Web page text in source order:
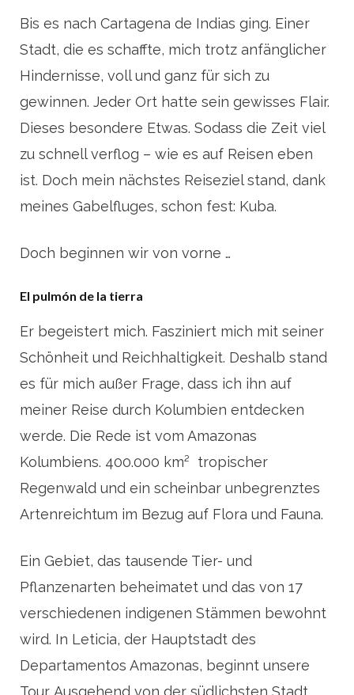
Bis es nach Cartagena de Indias ging. Einer
Stadt, die es schaffte, mich trotz anfänglicher
Hindernisse, voll und ganz für sich zu
gewinnen. Jeder Ort hatte sein gewisses Flair.
Dieses besondere Etwas. Sodass die Zeit viel
zu schnell verflog – wie es auf Reisen eben
ist. Doch mein nächstes Reiseziel stand, dank
meines Gabelfluges, schon fest: Kuba.
Doch beginnen wir von vorne …
El pulmón de la tierra
Er begeistert mich. Fasziniert mich mit seiner
Schönheit und Reichhaltigkeit. Deshalb stand
es für mich außer Frage, dass ich ihn auf
meiner Reise durch Kolumbien entdecken
werde. Die Rede ist vom Amazonas
Kolumbiens. 400.000 km² tropischer
Regenwald und ein scheinbar unbegrenztes
Artenreichtum im Bezug auf Flora und Fauna.
Ein Gebiet, das tausende Tier- und
Pflanzenarten beheimatet und das von 17
verschiedenen indigenen Stämmen bewohnt
wird. In Leticia, der Hauptstadt des
Departamentos Amazonas, beginnt unsere
Tour. Ausgehend von der südlichsten Stadt